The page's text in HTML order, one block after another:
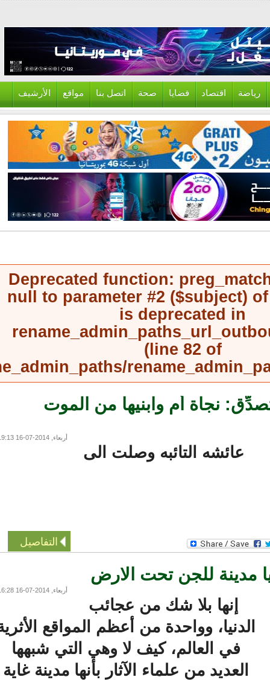
اقتصاد قضايا صحة اتصل بنا مواقع الأرشيف
Deprecated function:
null to parameter #2 ($subject)
is deprecated in
(line82of
نجاة أم وابنيها من الموت
أربعاء, 2014-07-16 19:13
عائشه التائبه وصلت الى
التفاصيل
للجن تحت الارض
أربعاء, 2014-07-16 16:28
إنها بلا شك من عجائب
الدنيا، وواحدة من أعظم المواقع الأثرية
في العالم، كيف لا وهي التي شبهها
العديد من علماء الآثار بأنها مدينة غاية